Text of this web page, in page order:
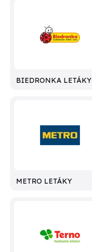
BIEDRONKA LETÁKY
METRO LETÁKY